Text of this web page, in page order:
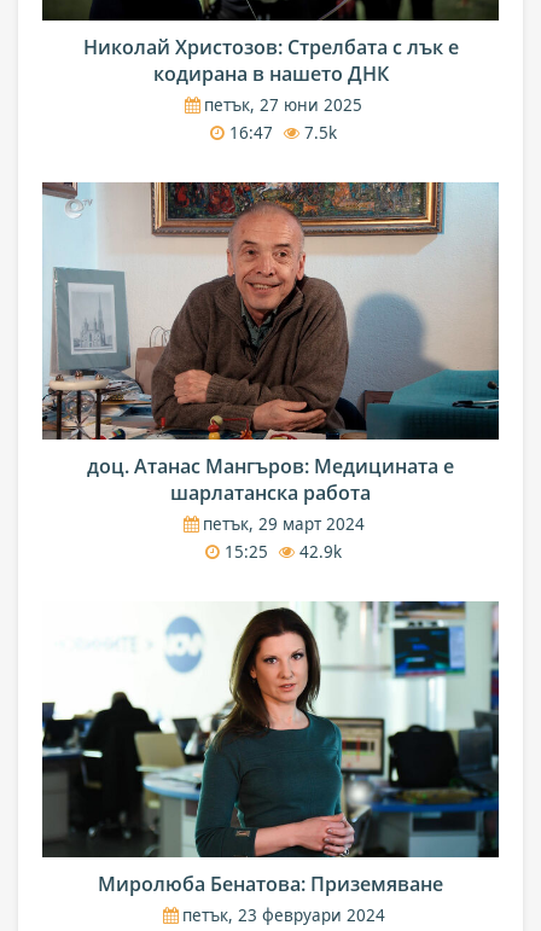
Николай Христозов: Стрелбата с лък е
кодирана в нашето ДНК
петък, 27 юни 2025
16:47
7.5k
доц. Атанас Мангъров: Медицината е
шарлатанска работа
петък, 29 март 2024
15:25
42.9k
Миролюба Бенатова: Приземяване
петък, 23 февруари 2024